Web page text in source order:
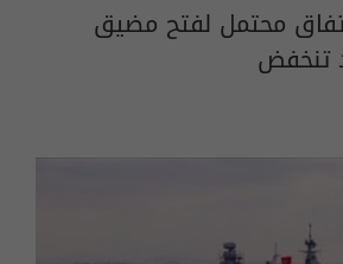
اتفاق محتمل لفتح مضيق
تنخفض